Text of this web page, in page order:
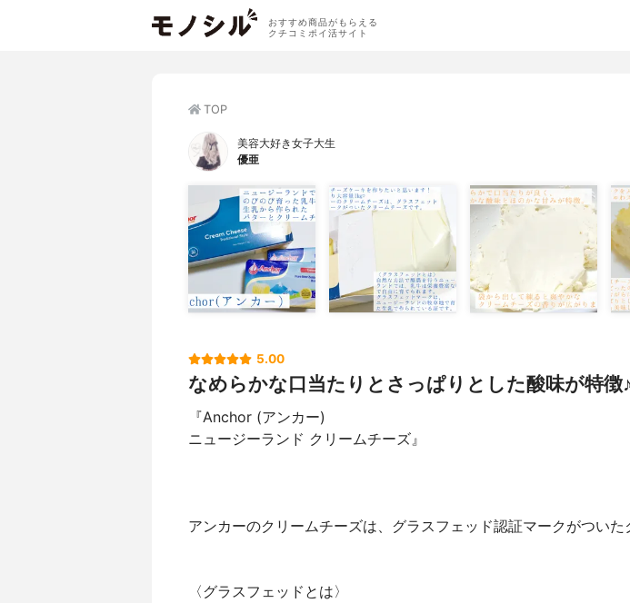
おすすめ商品がもらえる
クチコミポイ活サイト
TOP
美容大好き女子大生
優亜
5.00
なめらかな口当たりとさっぱりとした酸味が特徴♪
『Anchor (アンカー)
ニュージーランド クリームチーズ』
アンカーのクリームチーズは、グラスフェッド認証マークがついた
〈グラスフェッドとは〉